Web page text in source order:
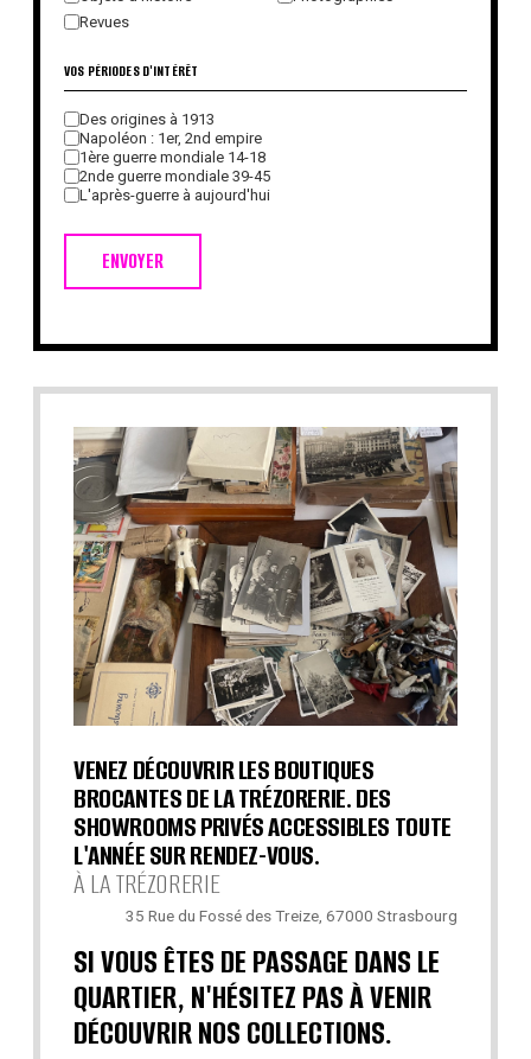
Revues
ENVOYER
VOS PÉRIODES D'INTÉRÊT
Des origines à 1913
Napoléon : 1er, 2nd empire
1ère guerre mondiale 14-18
2nde guerre mondiale 39-45
L'après-guerre à aujourd'hui
VENEZ DÉCOUVRIR LES BOUTIQUES
BROCANTES DE LA TRÉZORERIE. DES
SHOWROOMS PRIVÉS ACCESSIBLES TOUTE
L'ANNÉE SUR RENDEZ-VOUS.
À LA TRÉZORERIE
35 Rue du Fossé des Treize, 67000 Strasbourg
SI VOUS ÊTES DE PASSAGE DANS LE
QUARTIER, N'HÉSITEZ PAS À VENIR
DÉCOUVRIR NOS COLLECTIONS.